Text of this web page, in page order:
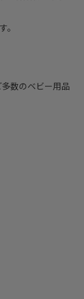
。
数のベビー用品